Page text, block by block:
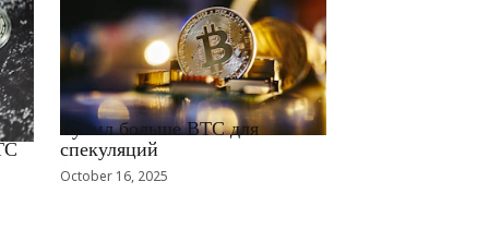
RRCNEWS_RU
Купил больше BTC для
спекуляций
October 16, 2025